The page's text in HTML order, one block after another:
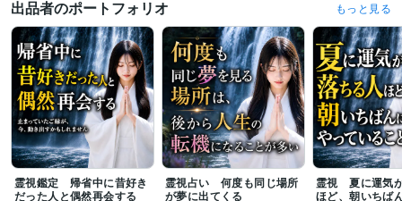
占いおすすめランキング1位獲得
ココナラ電話　霊視占い・お仕事部門ラ
ンキング1位獲得 ココナラ電話　霊視占い・お仕事部門ランキング1位獲
得 ココナラ電話　霊視占い・お仕事部門おすすめ1位獲得
ココナラ電話
霊視占い 仕事占いランキング1位獲得 ココナラ電話　霊視占いお仕事ラン
キング1位獲得 ココナラ電話 霊視占い・仕事占い販売実績4100件 ココナ
ラ電話 仕事占い　霊視占い・販売4200件 ココナラ電話 霊視占い・仕事占
い　販売実績4300件
ココナラ電話　霊視占い 仕事占いランキング1位獲
得 ココナラ電話　仕事　霊視占い・お仕事おすすめ1位獲得 ココナラ電話
霊視占い・18,894件中、おすすめ総合1位獲得
資格・検定
出品者のポートフォリオ もっと見る
霊視鑑定 帰省中に昔好き
だった人と偶然再会する
霊視占い 何度も同じ場所
が夢に出てくる
霊視 夏に運気
ほど、朝いちば